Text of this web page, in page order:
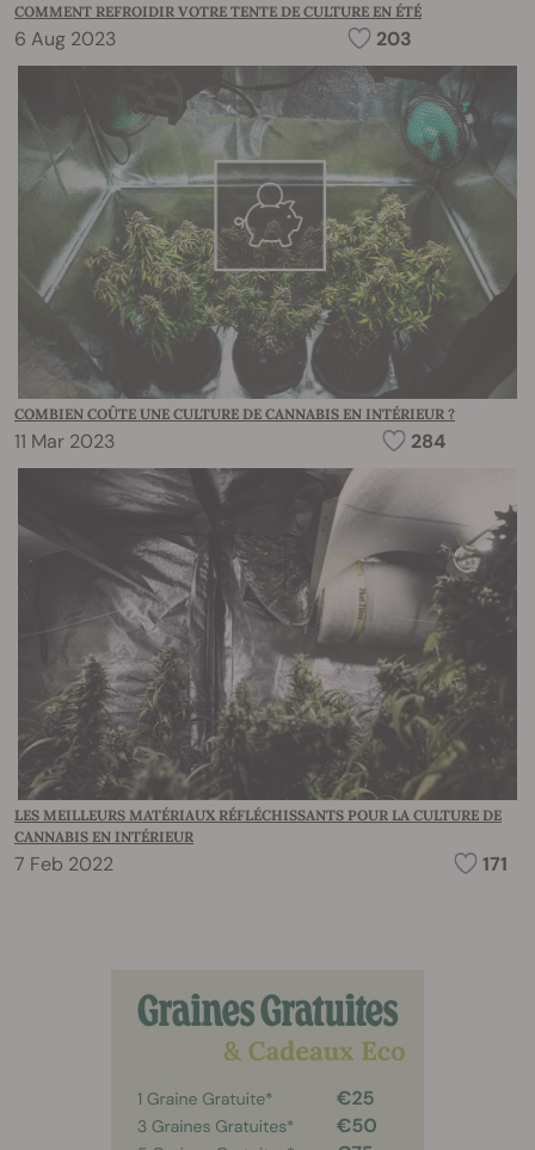
COMMENT REFROIDIR VOTRE TENTE DE CULTURE EN ÉTÉ
6 Aug 2023 203
COMBIEN COÛTE UNE CULTURE DE CANNABIS EN INTÉRIEUR ?
11 Mar 2023 284
LES MEILLEURS MATÉRIAUX RÉFLÉCHISSANTS POUR LA CULTURE DE
CANNABIS EN INTÉRIEUR
7 Feb 2022 171